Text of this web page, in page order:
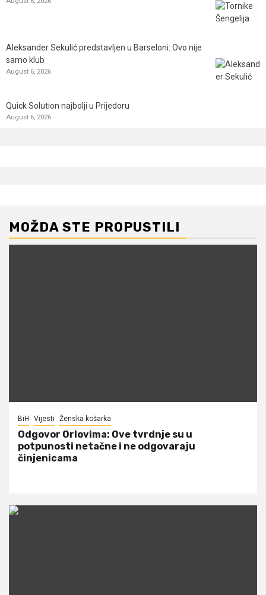
Aleksander Sekulić predstavljen u Barseloni: Ovo nije
samo klub
August 6, 2026
Quick Solution najbolji u Prijedoru
August 6, 2026
MOŽDA STE PROPUSTILI
BiH Vijesti Ženska košarka
Odgovor Orlovima: ​Ove tvrdnje su u
potpunosti netačne i ne odgovaraju
činjenicama